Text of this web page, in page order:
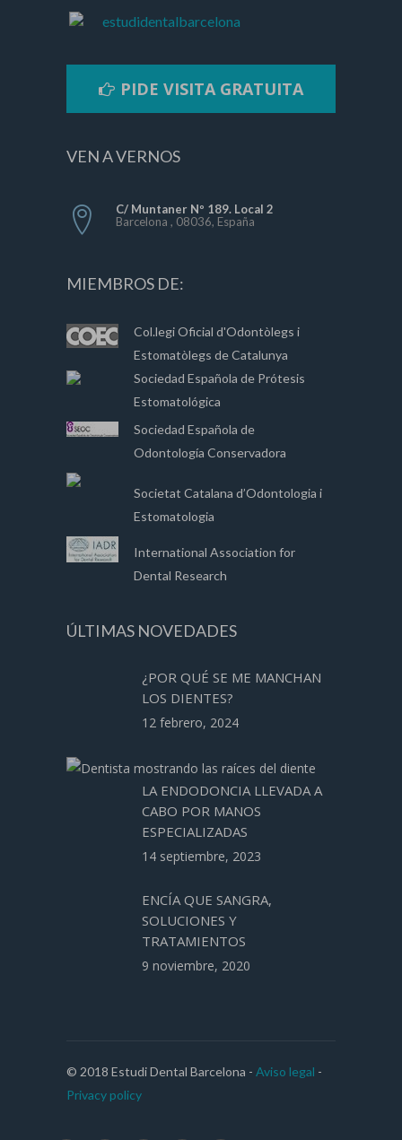
estudidentalbarcelona
PIDE VISITA GRATUITA
VEN A VERNOS
C/ Muntaner Nº 189. Local 2
Barcelona , 08036, España
MIEMBROS DE:
Col.legi Oficial d'Odontòlegs i
Estomatòlegs de Catalunya
Sociedad Española de Prótesis
Estomatológica
Sociedad Española de
Odontología Conservadora
Societat Catalana d’Odontologia i
Estomatologia
International Association for
Dental Research
ÚLTIMAS NOVEDADES
¿POR QUÉ SE ME MANCHAN
LOS DIENTES?
12 febrero, 2024
LA ENDODONCIA LLEVADA A
CABO POR MANOS
ESPECIALIZADAS
14 septiembre, 2023
ENCÍA QUE SANGRA,
SOLUCIONES Y
TRATAMIENTOS
9 noviembre, 2020
© 2018 Estudi Dental Barcelona - Aviso legal -
Privacy policy